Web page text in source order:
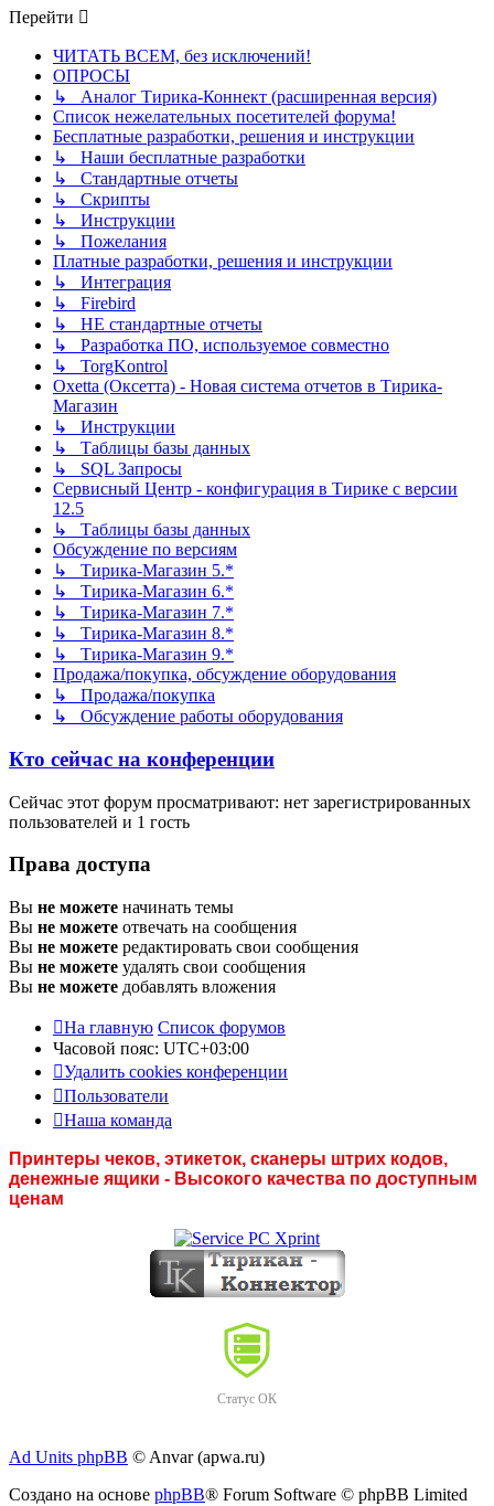
Перейти
ЧИТАТЬ ВСЕМ, без исключений!
ОПРОСЫ
↳ Аналог Тирика-Коннект (расширенная версия)
Список нежелательных посетителей форума!
Бесплатные разработки, решения и инструкции
↳ Наши бесплатные разработки
↳ Стандартные отчеты
↳ Скрипты
↳ Инструкции
↳ Пожелания
Платные разработки, решения и инструкции
↳ Интеграция
↳ Firebird
↳ НЕ стандартные отчеты
↳ Разработка ПО, используемое совместно
↳ TorgKontrol
Oxetta (Оксетта) - Новая система отчетов в Тирика-
Магазин
↳ Инструкции
↳ Таблицы базы данных
↳ SQL Запросы
Сервисный Центр - конфигурация в Тирике с версии
12.5
↳ Таблицы базы данных
Обсуждение по версиям
↳ Тирика-Магазин 5.*
↳ Тирика-Магазин 6.*
↳ Тирика-Магазин 7.*
↳ Тирика-Магазин 8.*
↳ Тирика-Магазин 9.*
Продажа/покупка, обсуждение оборудования
↳ Продажа/покупка
↳ Обсуждение работы оборудования
Кто сейчас на конференции
Сейчас этот форум просматривают: нет зарегистрированных
пользователей и 1 гость
Права доступа
Вы не можете начинать темы
Вы не можете отвечать на сообщения
Вы не можете редактировать свои сообщения
Вы не можете удалять свои сообщения
Вы не можете добавлять вложения
На главную Список форумов
Часовой пояс: UTC+03:00
Удалить cookies конференции
Пользователи
Наша команда
Принтеры чеков, этикеток, сканеры штрих кодов,
денежные ящики - Высокого качества по доступным
ценам
Статус ОК
Ad Units phpBB © Anvar (apwa.ru)
Создано на основе phpBB® Forum Software © phpBB Limited